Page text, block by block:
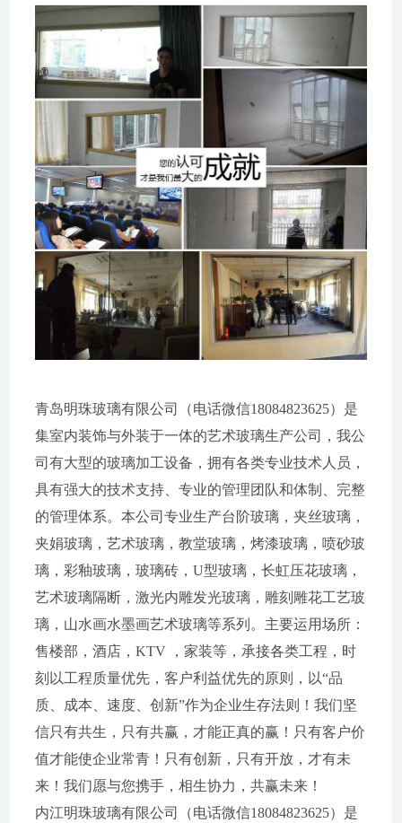
青岛明珠玻璃有限公司（电话微信18084823625）是
集室内装饰与外装于一体的艺术玻璃生产公司，我公
司有大型的玻璃加工设备，拥有各类专业技术人员，
具有强大的技术支持、专业的管理团队和体制、完整
的管理体系。本公司专业生产台阶玻璃，夹丝玻璃，
夹娟玻璃，艺术玻璃，教堂玻璃，烤漆玻璃，喷砂玻
璃，彩釉玻璃，玻璃砖，U型玻璃，长虹压花玻璃，
艺术玻璃隔断，激光内雕发光玻璃，雕刻雕花工艺玻
璃，山水画水墨画艺术玻璃等系列。主要运用场所：
售楼部，酒店，KTV ，家装等，承接各类工程，时
刻以工程质量优先，客户利益优先的原则，以“品
质、成本、速度、创新”作为企业生存法则！我们坚
信只有共生，只有共赢，才能正真的赢！只有客户价
值才能使企业常青！只有创新，只有开放，才有未
来！我们愿与您携手，相生协力，共赢未来！
内江明珠玻璃有限公司（电话微信18084823625）是